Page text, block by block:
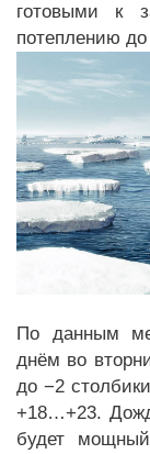
готовыми к
потеплению до
По данным
днём во
до −2
+18…+23.
будет